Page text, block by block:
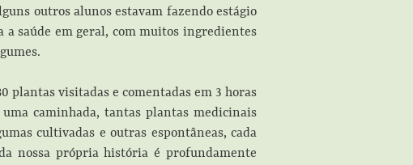
outros alunos estavam fazendo estágio
a saúde em geral, com muitos ingredientes
plantas visitadas e comentadas em 3 horas
caminhada, tantas plantas medicinais
cultivadas e outras espontâneas, cada
nossa própria história é profundamente